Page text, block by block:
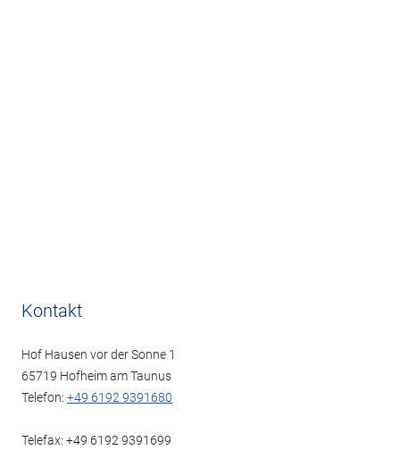
Kontakt
Hof Hausen vor der Sonne 1
65719 Hofheim am Taunus
Telefon: +49 6192 9391680
Telefax: +49 6192 9391699